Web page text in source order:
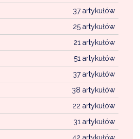
37 artykułów
25 artykułów
21 artykułów
51 artykułów
37 artykułów
38 artykułów
22 artykułów
31 artykułów